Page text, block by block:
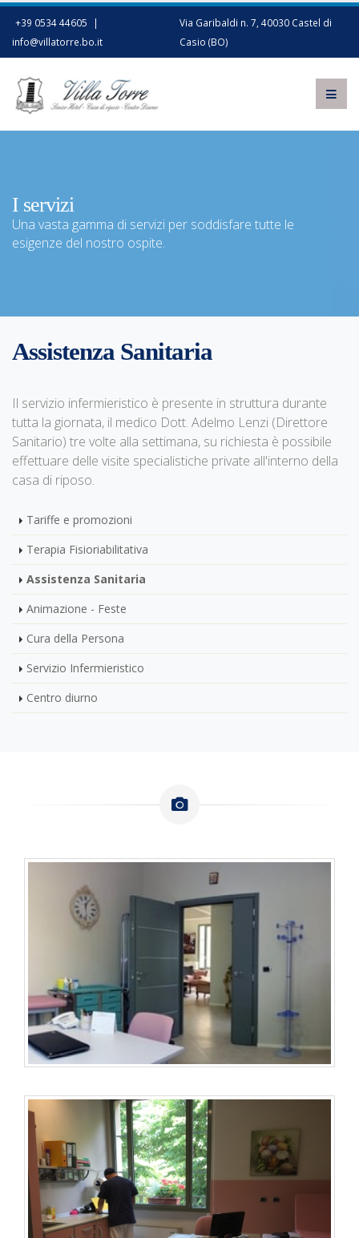
+39 0534 44605
|
info@villatorre.bo.it
Via Garibaldi n. 7, 40030 Castel di
Casio (BO)
I servizi
Una vasta gamma di servizi per soddisfare tutte le
esigenze del nostro ospite.
Tariffe e promozioni
Terapia Fisioriabilitativa
Assistenza Sanitaria
Animazione - Feste
Cura della Persona
Servizio Infermieristico
Centro diurno
Assistenza Sanitaria
Il servizio infermieristico è presente in struttura durante
tutta la giornata, il medico Dott. Adelmo Lenzi (Direttore
Sanitario) tre volte alla settimana, su richiesta è possibile
effettuare delle visite specialistiche private all'interno della
casa di riposo.